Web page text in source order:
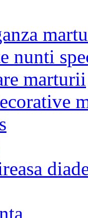
nunti
marturii